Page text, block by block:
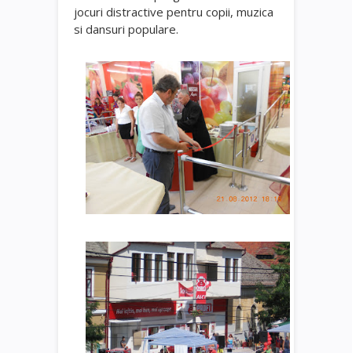
jocuri distractive pentru copii, muzica
si dansuri populare.